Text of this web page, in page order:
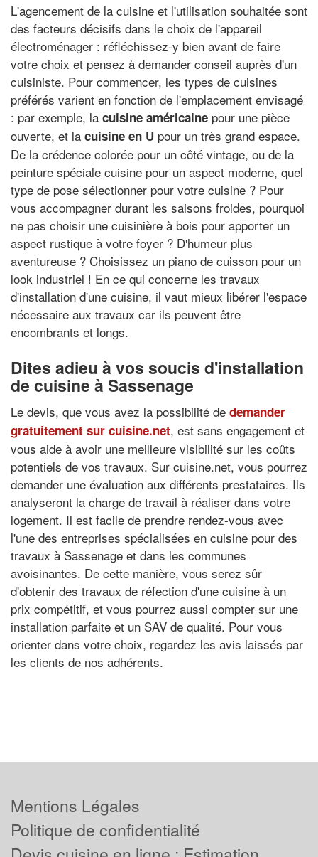
L'agencement de la cuisine et l'utilisation souhaitée sont
des facteurs décisifs dans le choix de l'appareil
électroménager : réfléchissez-y bien avant de faire
votre choix et pensez à demander conseil auprès d'un
cuisiniste. Pour commencer, les types de cuisines
préférés varient en fonction de l'emplacement envisagé
: par exemple, la cuisine américaine pour une pièce
ouverte, et la cuisine en U pour un très grand espace.
De la crédence colorée pour un côté vintage, ou de la
peinture spéciale cuisine pour un aspect moderne, quel
type de pose sélectionner pour votre cuisine ? Pour
vous accompagner durant les saisons froides, pourquoi
ne pas choisir une cuisinière à bois pour apporter un
aspect rustique à votre foyer ? D'humeur plus
aventureuse ? Choisissez un piano de cuisson pour un
look industriel ! En ce qui concerne les travaux
d'installation d'une cuisine, il vaut mieux libérer l'espace
nécessaire aux travaux car ils peuvent être
encombrants et longs.
Dites adieu à vos soucis d'installation
de cuisine à Sassenage
Le devis, que vous avez la possibilité de demander
gratuitement sur cuisine.net, est sans engagement et
vous aide à avoir une meilleure visibilité sur les coûts
potentiels de vos travaux. Sur cuisine.net, vous pourrez
demander une évaluation aux différents prestataires. Ils
analyseront la charge de travail à réaliser dans votre
logement. Il est facile de prendre rendez-vous avec
l'une des entreprises spécialisées en cuisine pour des
travaux à Sassenage et dans les communes
avoisinantes. De cette manière, vous serez sûr
d'obtenir des travaux de réfection d'une cuisine à un
prix compétitif, et vous pourrez aussi compter sur une
installation parfaite et un SAV de qualité. Pour vous
orienter dans votre choix, regardez les avis laissés par
les clients de nos adhérents.
Mentions Légales
Politique de confidentialité